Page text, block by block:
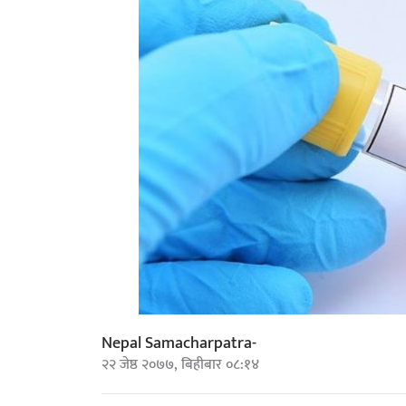
Nepal Samacharpatra-
२२ जेष्ठ २०७७, बिहीबार ०८:१४